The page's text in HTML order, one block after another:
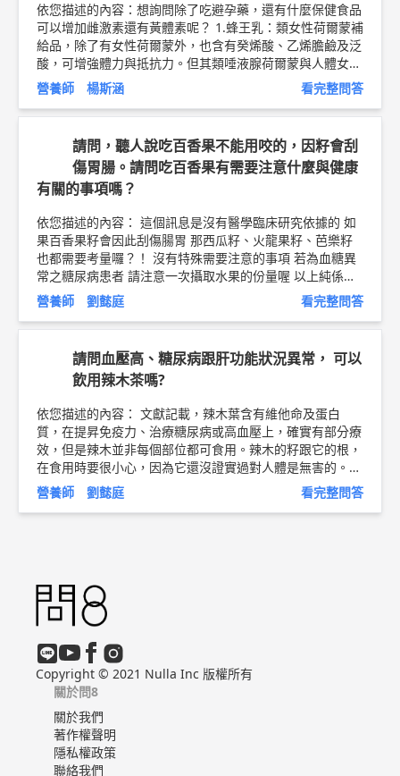
症、多囊性卵巢...等，是不建議食用月見草油的，所以確認
自己身體實際狀況後再服用較為安心。 4.生理期長痘痘的問
題，請注意飲食內容和生活作息是否正常，盡量不熬夜、少
吃高油、高糖、冰品等，也可諮詢專業的營養師協助評估作
調整和改善，以及注重皮膚清潔和正確保養方式也會有所幫
助。 以上純係觀念交流，一切以醫師實際看診為準。 瑞之
盟營養機構 創辦人/營養師 劉懿庭 問8健康新聞網 ►http
s://goo.gl/thHdOq 問8 Facebook ►https://goo.gl/UZt4
問8 醫學動畫 ►https://goo.gl/Fo1lHQ
依您描述的內容：想詢問除了吃避孕藥，還有什麼保健食品
可以增加雌激素還有黃體素呢？ 1.蜂王乳：類女性荷爾蒙補
給品，除了有女性荷爾蒙外，也含有癸烯酸、乙烯膽鹼及泛
酸，可增強體力與抵抗力。但其類唾液腺荷爾蒙與人體女性
荷爾蒙結構相似度高，故有乳癌風險或子宮內膜問題者，避
免使用。 2.大豆異黃酮：大豆異黃酮是一群植物性雌激素的
總稱，在人體有輕微女性荷爾蒙的作用，相較蜂王乳溫和。
目前醫學研究顯示，大豆異黃酮僅能協助緩解部分更年期婦
女的熱潮紅，對於其它更年期症狀並沒幫助。 3.聖潔莓：本
身不含荷爾蒙或類似荷爾蒙的成份，作用於腦下垂體，使腦
下垂體分泌黃體激素，再由黃體激素促進排卵，或幫助黃體
體系營養師 / 同心分享廚房創辦人 楊斯涵
營養師 楊斯涵 看完整問答
請問，聽人說吃百香果不能用咬的，因籽會刮
傷胃腸。請問吃百香果有需要注意什麼與健康
有關的事項嗎？
依您描述的內容： 這個訊息是沒有醫學臨床研究依據的 如
果百香果籽會因此刮傷腸胃 那西瓜籽、火龍果籽、芭樂籽
也都需要考量囉？！ 沒有特殊需要注意的事項 若為血糖異
常之糖尿病患者 請注意一次攝取水果的份量喔 以上純係觀
念交流，一切以醫師實際看診為準。 瑞之盟營養機構 創辦
http://bit.ly/2uXsY9i油品
選擇衛教文章 ►http://bit.ly/2Pw0oFE
營養師 劉懿庭 看完整問答
請問血壓高、糖尿病跟肝功能狀況異常， 可以
飲用辣木茶嗎?
依您描述的內容： 文獻記載，辣木葉含有維他命及蛋白
質，在提昇免疫力、治療糖尿病或高血壓上，確實有部分療
效，但是辣木並非每個部位都可食用。辣木的籽跟它的根，
在食用時要很小心，因為它還沒證實過對人體是無害的。」
此外，也特別提醒有慢性肝病病史的人，像是病毒性肝炎、
脂肪肝或是喝酒引起的肝炎，在服用這類坊間藥品前，一定
營養師 劉懿庭 看完整問答
Copyright © 2021 Nulla Inc 版權所有
關於問8
關於我們
著作權聲明
隱私權政策
聯絡我們